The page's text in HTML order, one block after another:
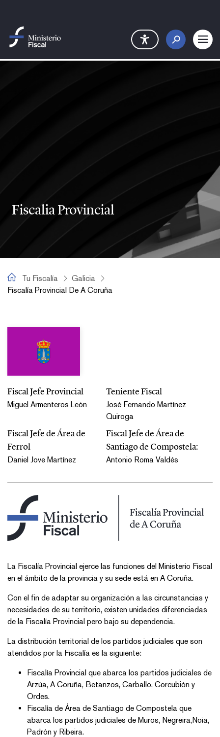
Fiscalia Provincial
Tu Fiscalía
Tu Fiscalía
Galicia
Fiscalía Provincial De A Coruña
Fiscal Jefe Provincial
Miguel Armenteros León
Teniente Fiscal
José Fernando Martínez
Quiroga
Fiscal Jefe de Área de
Ferrol
Daniel Jove Martínez
Fiscal Jefe de Área de
Santiago de Compostela:
Antonio Roma Valdés
​​​La Fiscalía Provincial ejerce las funciones del Ministerio Fiscal
en el ámbito de la provincia y su sede está en A Coruña.
Con el fin de adaptar su organización a las circunstancias y
necesidades de su territorio, existen unidades diferenciadas
de la Fiscalía Provincial pero bajo su dependencia.
La distribución territorial de los partidos judiciales que son
atendidos por la Fiscalía es la siguiente:
Fiscalía Provincial que abarca los partidos judiciales de
Arzúa, A Coruña, Betanzos, Carballo, Corcubión y
Ordes.
Fiscalía de Área de Santiago de Compostela que
abarca los partidos judiciales de Muros, Negreira,Noia,
Padrón y Ribeira.